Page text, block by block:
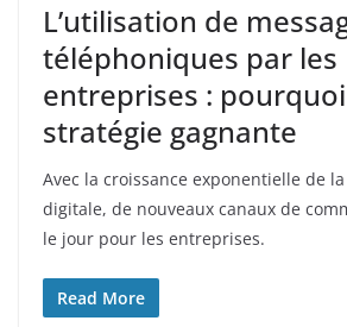
L’utilisation de
téléphoniques par les
entreprises : pourquoi
stratégie gagnante
Avec la croissance exponentielle de
digitale, de nouveaux canaux de
le jour pour les entreprises.
Read More